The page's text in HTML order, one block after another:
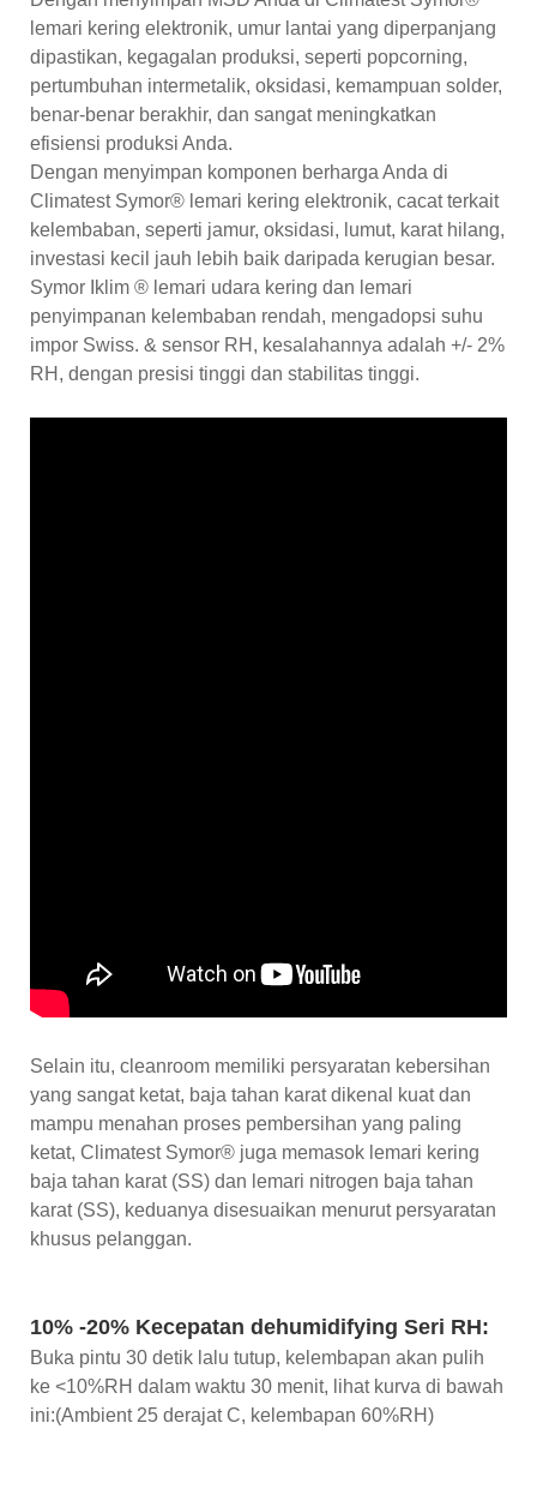
lemari kering elektronik, umur lantai yang diperpanjang
dipastikan, kegagalan produksi, seperti popcorning,
pertumbuhan intermetalik, oksidasi, kemampuan solder,
benar-benar berakhir, dan sangat meningkatkan
efisiensi produksi Anda.
Dengan menyimpan komponen berharga Anda di
Climatest Symor® lemari kering elektronik, cacat terkait
kelembaban, seperti jamur, oksidasi, lumut, karat hilang,
investasi kecil jauh lebih baik daripada kerugian besar.
Symor Iklim ® lemari udara kering dan lemari
penyimpanan kelembaban rendah, mengadopsi suhu
impor Swiss. & sensor RH, kesalahannya adalah +/- 2%
RH, dengan presisi tinggi dan stabilitas tinggi.
Selain itu, cleanroom memiliki persyaratan kebersihan
yang sangat ketat, baja tahan karat dikenal kuat dan
mampu menahan proses pembersihan yang paling
ketat, Climatest Symor® juga memasok lemari kering
baja tahan karat (SS) dan lemari nitrogen baja tahan
karat (SS), keduanya disesuaikan menurut persyaratan
khusus pelanggan.
10% -20% Kecepatan dehumidifying Seri RH:
Buka pintu 30 detik lalu tutup, kelembapan akan pulih
ke <10%RH dalam waktu 30 menit, lihat kurva di bawah
ini:(Ambient 25 derajat C, kelembapan 60%RH)